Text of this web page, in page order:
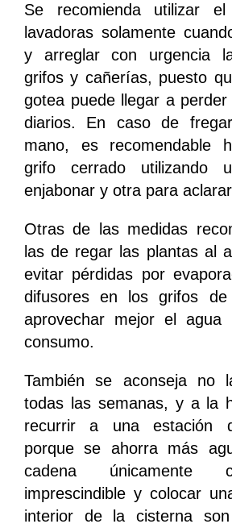
Se recomienda utilizar
lavadoras solamente
y arreglar con urgencia
grifos y cañerías, puesto
gotea puede llegar a
diarios. En caso de
mano, es recomendable
grifo cerrado utilizando
enjabonar y otra para
Otras de las medidas
las de regar las plantas al
evitar pérdidas por
difusores en los grifos
aprovechar mejor el agua
consumo.
También se aconseja no
todas las semanas, y a la
recurrir a una estación
porque se ahorra más
cadena únicamente
imprescindible y colocar
interior de la cisterna